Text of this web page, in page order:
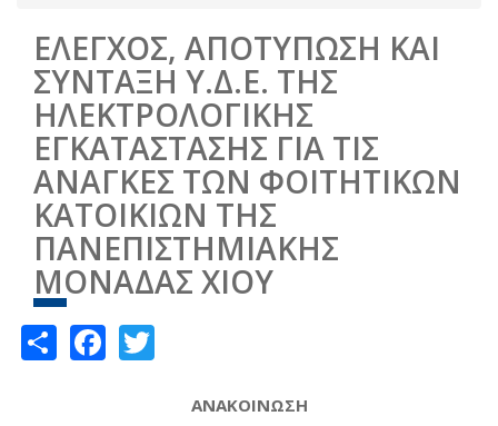
ΕΛΕΓΧΟΣ, ΑΠΟΤΥΠΩΣΗ ΚΑΙ
ΣΥΝΤΑΞΗ Υ.Δ.Ε. ΤΗΣ
ΗΛΕΚΤΡΟΛΟΓΙΚΗΣ
ΕΓΚΑΤΑΣΤΑΣΗΣ ΓΙΑ ΤΙΣ
ΑΝΑΓΚΕΣ ΤΩΝ ΦΟΙΤΗΤΙΚΩΝ
ΚΑΤΟΙΚΙΩΝ ΤΗΣ
ΠΑΝΕΠΙΣΤΗΜΙΑΚΗΣ
ΜΟΝΑΔΑΣ ΧΙΟΥ
ShareFacebook
ΑΝΑΚΟΙΝΩΣΗ